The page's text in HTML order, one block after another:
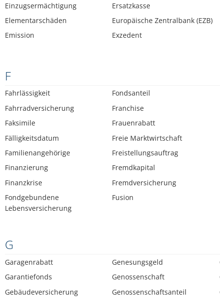
Einzugsermächtigung
Elementarschäden
Emission
Ersatzkasse
Europäische Zentralbank (EZB)
Exzedent
F
Fahrlässigkeit
Fahrradversicherung
Faksimile
Fälligkeitsdatum
Familienangehörige
Finanzierung
Finanzkrise
Fondgebundene
Lebensversicherung
Fondsanteil
Franchise
Frauenrabatt
Freie Marktwirtschaft
Freistellungsauftrag
Fremdkapital
Fremdversicherung
Fusion
G
Garagenrabatt
Garantiefonds
Gebäudeversicherung
Genesungsgeld
Genossenschaft
Genossenschaftsanteil